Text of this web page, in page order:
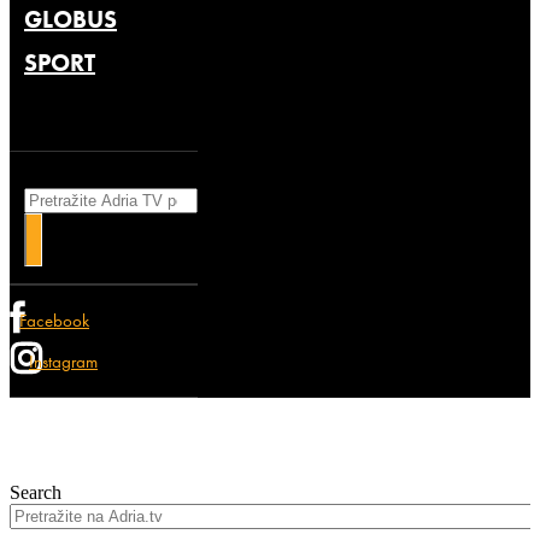
GLOBUS
SPORT
Facebook
Instagram
Search